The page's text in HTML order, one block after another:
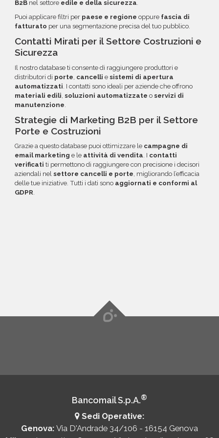
B2B nel settore edile e della sicurezza.
Puoi applicare filtri per paese e regione oppure fascia di
fatturato per una segmentazione precisa del tuo pubblico.
Contatti Mirati per il Settore Costruzioni e
Sicurezza
Il nostro database ti consente di raggiungere produttori e
distributori di porte cancelli e sistemi di apertura
automatizzati . I contatti sono ideali per aziende che offrono
materiali edili soluzioni automatizzate o servizi di
manutenzione
Strategie di Marketing B2B per il Settore
Porte e Costruzioni
Grazie a questo database puoi ottimizzare le campagne di
email marketing e le attività di vendita. I contatti
verificati ti permettono di raggiungere con precisione i decisori
aziendali nel settore cancelli e porte, migliorando l’efficacia
delle tue iniziative. Tutti i dati sono aggiornati e conformi al
GDPR.
Bancomail S.p.A.®
Sedi Operative:
Genova: Via D'Andrade 34/106 - 16154 Genova